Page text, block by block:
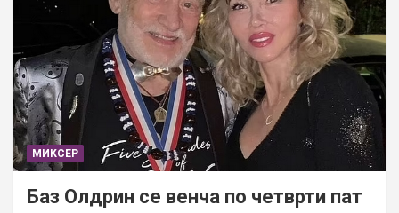
МИКСЕР
Баз Олдрин се венча по четврти пат